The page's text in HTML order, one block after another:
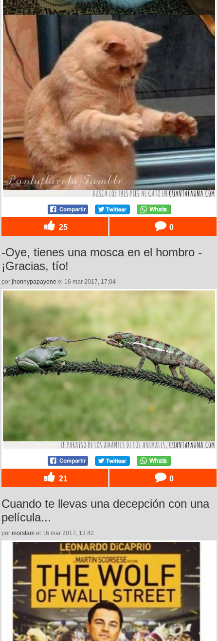
25 0
-Oye, tienes una mosca en el hombro -
¡Gracias, tío!
por jhonnypapayone el 16 mar 2017, 17:04
21 0
Cuando te llevas una decepción con una
película...
por morstam el 16 mar 2017, 13:42